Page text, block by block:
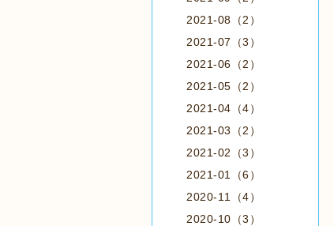
2021-08（2）
2021-07（3）
2021-06（2）
2021-05（2）
2021-04（4）
2021-03（2）
2021-02（3）
2021-01（6）
2020-11（4）
2020-10（3）